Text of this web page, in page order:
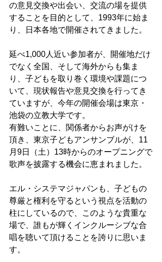
の意見交換や出会い、交流の場を提供
することを目的として、1993年に始ま
り、日本各地で開催されてきました。
延べ1,000人近い参加者が、開催地だけ
でなく全国、そして海外からも集ま
り、子どもを取り巻く環境や課題につ
いて、現状報告や意見交換を行ってき
ていますが、今年の開催会場は東京・
池袋の立教大学です。
有難いことに、関係者からお声がけを
頂き、東京子どもアンサンブルが、11
月9日（土）13時からのオープニングで
歌声を披露する機会に恵まれました。
エル・システマジャパンも、子どもの
尊厳と権利を守るという視点を活動の
柱にしているので、このような貴重な
場で、誰もが輝くインクルーシブな合
唱を聴いて頂けることを誇りに思いま
す。